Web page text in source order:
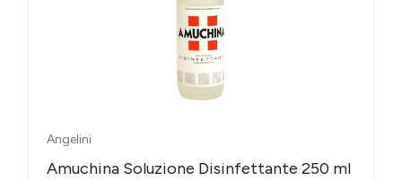
Angelini
Amuchina Soluzione Disinfettante 250 ml